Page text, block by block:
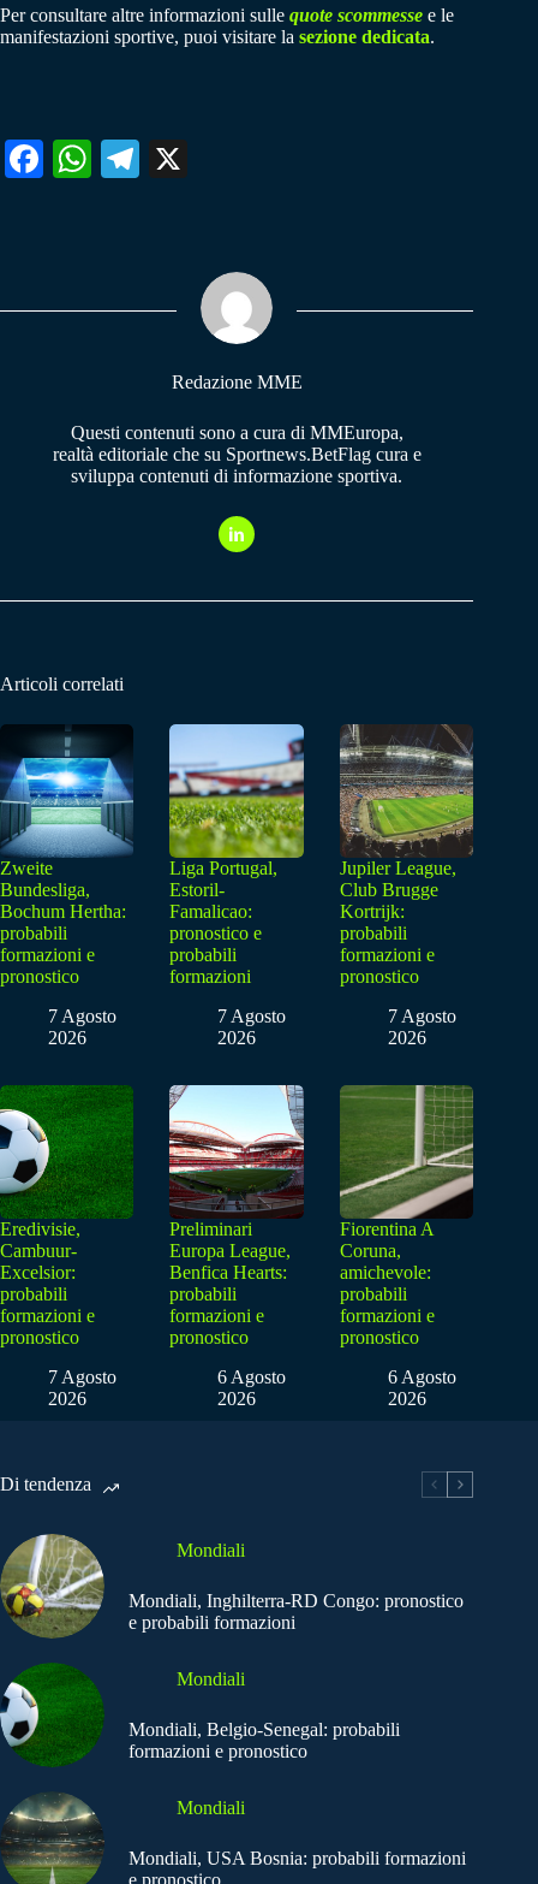
Per consultare altre informazioni sulle quote scommesse e le
manifestazioni sportive, puoi visitare la sezione dedicata.
Fa W
pp
Te
m
Redazione MME
Questi contenuti sono a cura di MMEuropa,
realtà editoriale che su Sportnews.BetFlag cura e
sviluppa contenuti di informazione sportiva.
Articoli correlati
Zweite
Bundesliga,
Bochum Hertha:
probabili
formazioni e
pronostico
7 Agosto
2026
Liga Portugal,
Estoril-
Famalicao:
pronostico e
probabili
formazioni
7 Agosto
2026
Jupiler League,
Club Brugge
Kortrijk:
probabili
formazioni e
pronostico
7 Agosto
2026
Eredivisie,
Cambuur-
Excelsior:
probabili
formazioni e
pronostico
7 Agosto
2026
Preliminari
Europa League,
Benfica Hearts:
probabili
formazioni e
pronostico
6 Agosto
2026
Fiorentina A
Coruna,
amichevole:
probabili
formazioni e
pronostico
6 Agosto
2026
Di tendenza
Mondiali
Mondiali, Inghilterra-RD Congo: pronostico
e probabili formazioni
Mondiali
Mondiali, Belgio-Senegal: probabili
formazioni e pronostico
Mondiali
Mondiali, USA Bosnia: probabili formazioni
e pronostico